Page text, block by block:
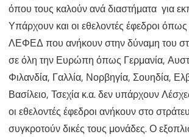
όπου τους καλούν ανά διαστήματα για
Υπάρχουν και οι εθελοντές έφεδροι όπως
ΛΕΦΕΔ που ανήκουν στην δύναμη του
σε όλη την Ευρώπη όπως Γερμανία,
Φιλανδία, Γαλλία, Νορβηγία, Σουηδία,
Βασίλειο, Τσεχία κ.α. δεν υπάρχουν
οι εθελοντές έφεδροι ανήκουν στο
συγκροτούν δικές τους μονάδες. Ο